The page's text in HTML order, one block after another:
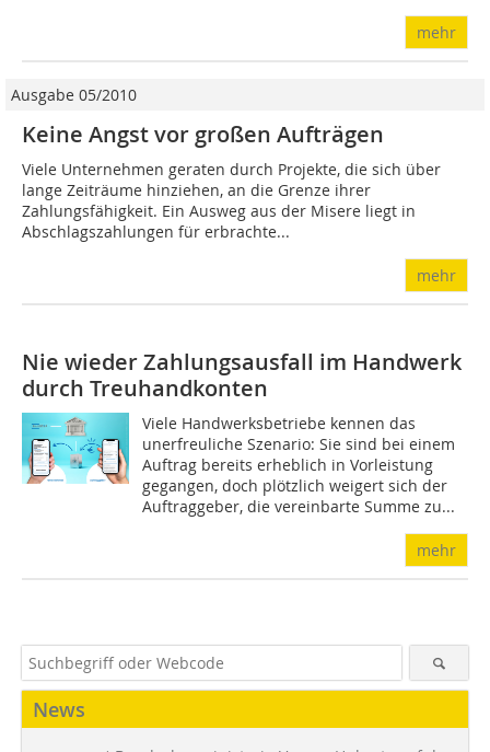
mehr
Ausgabe 05/2010
Keine Angst vor großen Aufträgen
Viele Unternehmen geraten durch Projekte, die sich über
lange Zeiträume hinziehen, an die Grenze ihrer
Zahlungsfähigkeit. Ein Ausweg aus der Misere liegt in
Abschlagszahlungen für erbrachte...
mehr
Nie wieder Zahlungsausfall im Handwerk
durch Treuhandkonten
Viele Handwerksbetriebe kennen das
unerfreuliche Szenario: Sie sind bei einem
Auftrag bereits erheblich in Vorleistung
gegangen, doch plötzlich weigert sich der
Auftraggeber, die vereinbarte Summe zu...
mehr
News